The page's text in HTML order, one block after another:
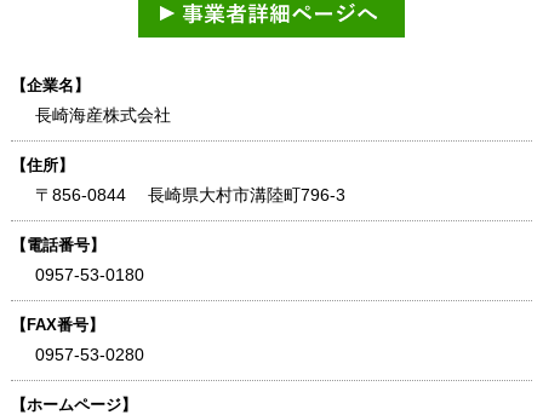
【企業名】
長崎海産株式会社
【住所】
〒856-0844 長崎県大村市溝陸町796-3
【電話番号】
0957-53-0180
【FAX番号】
0957-53-0280
【ホームページ】